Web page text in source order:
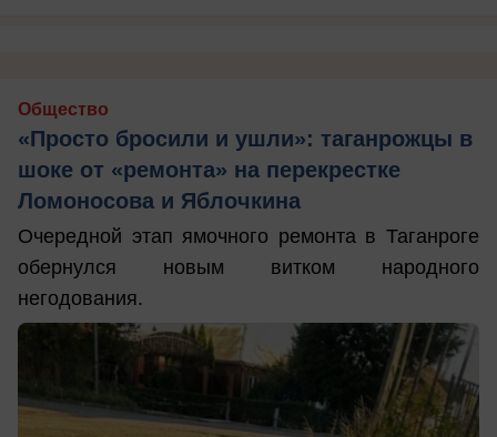
Общество
«Просто бросили и ушли»: таганрожцы в
шоке от «ремонта» на перекрестке
Ломоносова и Яблочкина
Очередной этап ямочного ремонта в Таганроге
обернулся новым витком народного
негодования.